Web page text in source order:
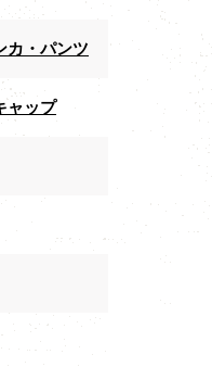
カ・パンツ
ャップ